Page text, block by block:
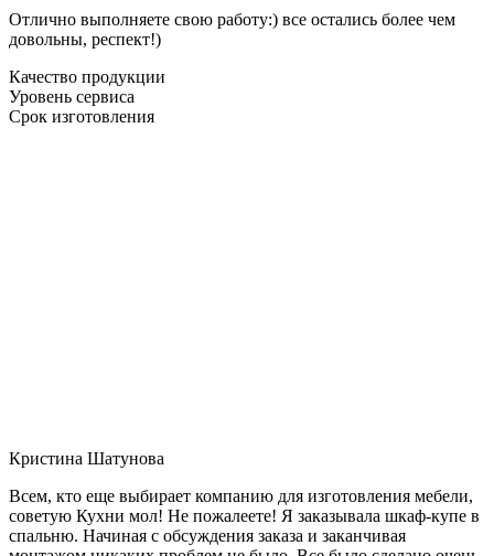
Отлично выполняете свою работу:) все остались более чем
довольны, респект!)
Качество продукции
Уровень сервиса
Срок изготовления
Кристина Шатунова
Всем, кто еще выбирает компанию для изготовления мебели,
советую Кухни мол! Не пожалеете! Я заказывала шкаф-купе в
спальню. Начиная с обсуждения заказа и заканчивая